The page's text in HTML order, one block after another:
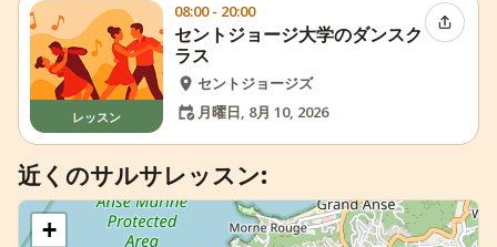
レッスン
08:00 - 20:00
セントジョージ大学のダンスク
ラス
セントジョージズ
月曜日, 8月 10, 2026
イベン
近くのサルサレッスン:
+